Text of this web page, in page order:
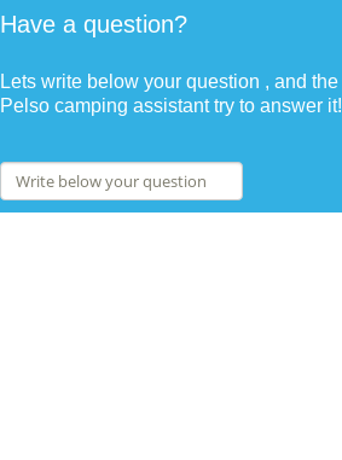
Have a question?
Lets write below your question , and the
Pelso camping assistant try to answer it!